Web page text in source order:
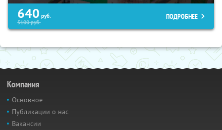
640 руб.
5100руб.
ПОДРОБНЕЕ
Компания
Основное
Публикации о нас
Вакансии